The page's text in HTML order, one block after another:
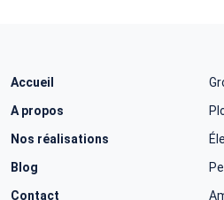
Accueil
A propos
Nos réalisations
Blog
Contact